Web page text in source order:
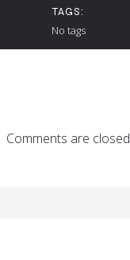
TAGS:
No tags
Comments are closed